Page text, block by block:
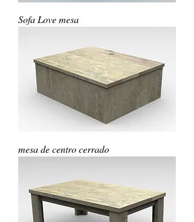
Sofa Love mesa
mesa de centro cerrado